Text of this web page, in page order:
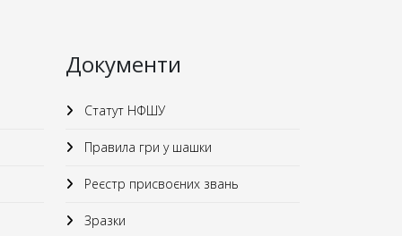
Документи
Статут НФШУ
Правила гри у шашки
Реєстр присвоєних звань
Зразки